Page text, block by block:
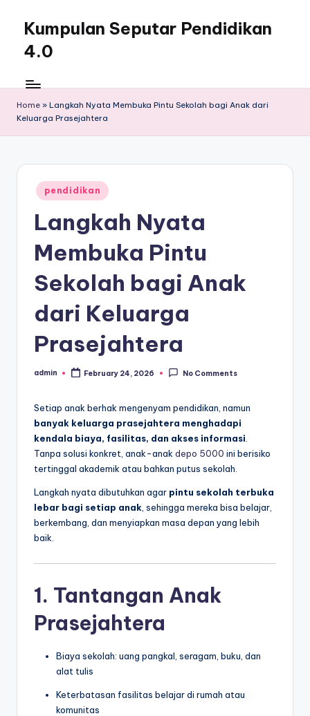
content
Kumpulan Seputar Pendidikan
4.0
Home » Langkah Nyata Membuka Pintu Sekolah bagi Anak dari
Keluarga Prasejahtera
Posted
in
pendidikan
Langkah Nyata
Membuka Pintu
Sekolah bagi Anak
dari Keluarga
Prasejahtera
Posted
admin February 24, 2026 No Comments
Setiap anak berhak mengenyam pendidikan, namun
banyak keluarga prasejahtera menghadapi
kendala biaya, fasilitas, dan akses informasi.
Tanpa solusi konkret, anak-anak depo 5000 ini berisiko
tertinggal akademik atau bahkan putus sekolah.
Langkah nyata dibutuhkan agar pintu sekolah terbuka
lebar bagi setiap anak, sehingga mereka bisa belajar,
berkembang, dan menyiapkan masa depan yang lebih
baik.
1. Tantangan Anak
Prasejahtera
Biaya sekolah: uang pangkal, seragam, buku, dan
alat tulis
Keterbatasan fasilitas belajar di rumah atau
komunitas